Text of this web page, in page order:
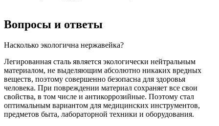
Вопросы и ответы
Насколько экологична нержавейка?
Легированная сталь является экологически нейтральным
материалом, не выделяющим абсолютно никаких вредных
веществ, поэтому совершенно безопасна для здоровья
человека. При повреждении материал сохраняет все свои
свойства, в том числе и антикоррозийные. Поэтому стал
оптимальным вариантом для медицинских инструментов,
предметов быта, лабораторной техники и оборудования.